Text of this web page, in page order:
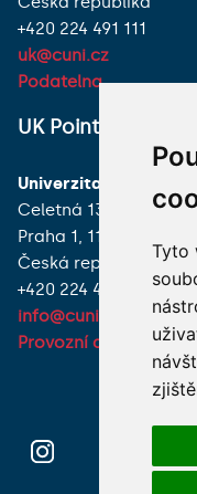
Tyto
+420 224 491 111
uk@cuni.cz
Podatelna
UK Point
Univerzita Karlova
Celetná 13
Praha 1, 116 36
Česká republika
+420 224 491 850
info@cuni.cz
Provozní doba a